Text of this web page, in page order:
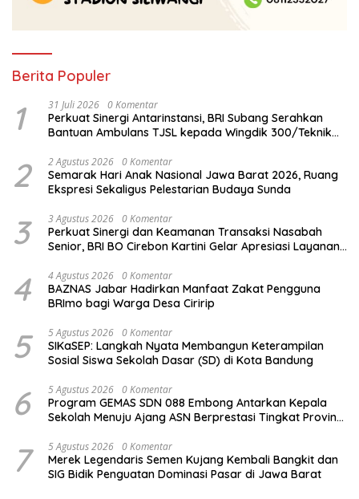
Berita Populer
1 31 Juli 2026 0 Komentar
Perkuat Sinergi Antarinstansi, BRI Subang Serahkan
Bantuan Ambulans TJSL kepada Wingdik 300/Teknik
2 2 Agustus 2026 0 Komentar
Semarak Hari Anak Nasional Jawa Barat 2026, Ruang
Ekspresi Sekaligus Pelestarian Budaya Sunda
3 3 Agustus 2026 0 Komentar
Perkuat Sinergi dan Keamanan Transaksi Nasabah
Senior, BRI BO Cirebon Kartini Gelar Apresiasi Layanan
4 4 Agustus 2026 0 Komentar
BAZNAS Jabar Hadirkan Manfaat Zakat Pengguna
BRImo bagi Warga Desa Ciririp
5 5 Agustus 2026 0 Komentar
SIKaSEP: Langkah Nyata Membangun Keterampilan
Sosial Siswa Sekolah Dasar (SD) di Kota Bandung
6 5 Agustus 2026 0 Komentar
Program GEMAS SDN 088 Embong Antarkan Kepala
Sekolah Menuju Ajang ASN Berprestasi Tingkat Provinsi
7 5 Agustus 2026 0 Komentar
Merek Legendaris Semen Kujang Kembali Bangkit dan
SIG Bidik Penguatan Dominasi Pasar di Jawa Barat